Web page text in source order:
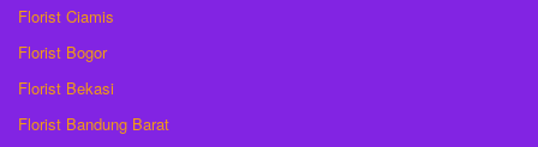
Florist Ciamis
Florist Bogor
Florist Bekasi
Florist Bandung Barat